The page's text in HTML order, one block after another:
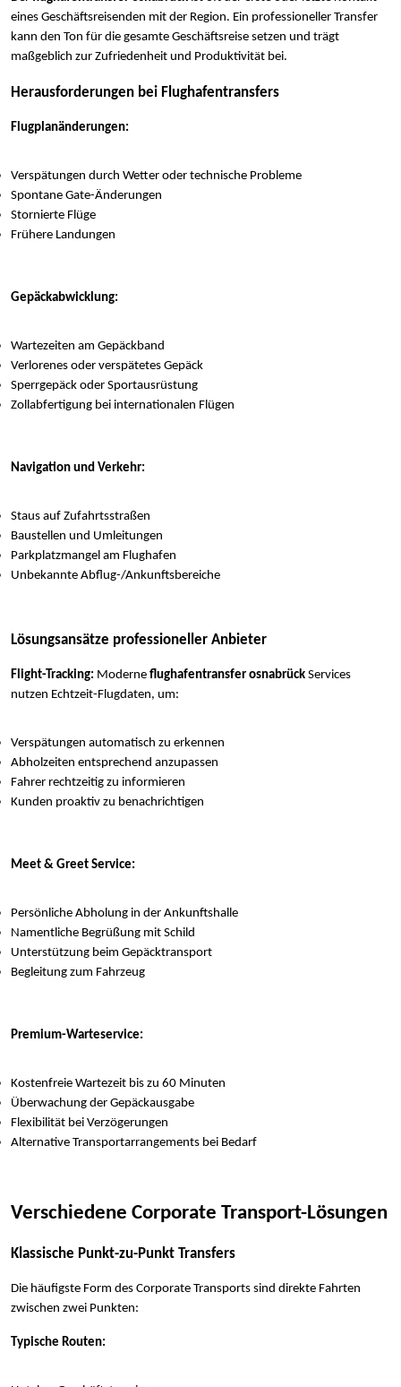
eines Geschäftsreisenden mit der Region. Ein professioneller Transfer
kann den Ton für die gesamte Geschäftsreise setzen und trägt
maßgeblich zur Zufriedenheit und Produktivität bei.
Herausforderungen bei Flughafentransfers
Flugplanänderungen:
Verspätungen durch Wetter oder technische Probleme
Spontane Gate-Änderungen
Stornierte Flüge
Frühere Landungen
Gepäckabwicklung:
Wartezeiten am Gepäckband
Verlorenes oder verspätetes Gepäck
Sperrgepäck oder Sportausrüstung
Zollabfertigung bei internationalen Flügen
Navigation und Verkehr:
Staus auf Zufahrtsstraßen
Baustellen und Umleitungen
Parkplatzmangel am Flughafen
Unbekannte Abflug-/Ankunftsbereiche
Lösungsansätze professioneller Anbieter
Flight-Tracking: Moderne flughafentransfer osnabrück Services
nutzen Echtzeit-Flugdaten, um:
Verspätungen automatisch zu erkennen
Abholzeiten entsprechend anzupassen
Fahrer rechtzeitig zu informieren
Kunden proaktiv zu benachrichtigen
Meet & Greet Service:
Persönliche Abholung in der Ankunftshalle
Namentliche Begrüßung mit Schild
Unterstützung beim Gepäcktransport
Begleitung zum Fahrzeug
Premium-Warteservice:
Kostenfreie Wartezeit bis zu 60 Minuten
Überwachung der Gepäckausgabe
Flexibilität bei Verzögerungen
Alternative Transportarrangements bei Bedarf
Verschiedene Corporate Transport-Lösungen
Klassische Punkt-zu-Punkt Transfers
Die häufigste Form des Corporate Transports sind direkte Fahrten
zwischen zwei Punkten:
Typische Routen: